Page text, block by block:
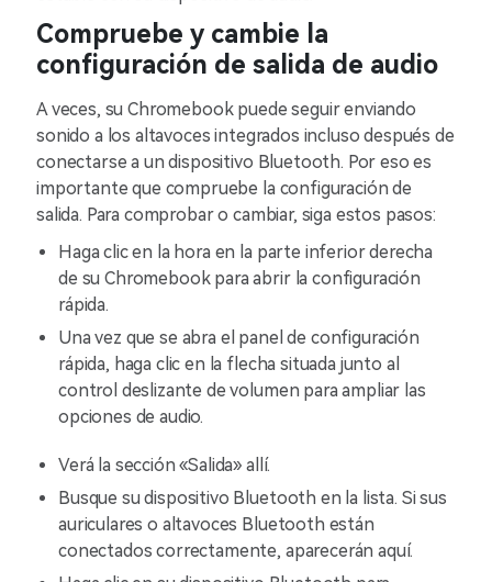
Compruebe y cambie la
configuración de salida de audio
A veces, su Chromebook puede seguir enviando
sonido a los altavoces integrados incluso después de
conectarse a un dispositivo Bluetooth. Por eso es
importante que compruebe la configuración de
salida. Para comprobar o cambiar, siga estos pasos:
Haga clic en la hora en la parte inferior derecha
de su Chromebook para abrir la configuración
rápida.
Una vez que se abra el panel de configuración
rápida, haga clic en la flecha situada junto al
control deslizante de volumen para ampliar las
opciones de audio.
Verá la sección «Salida» allí.
Busque su dispositivo Bluetooth en la lista. Si sus
auriculares o altavoces Bluetooth están
conectados correctamente, aparecerán aquí.